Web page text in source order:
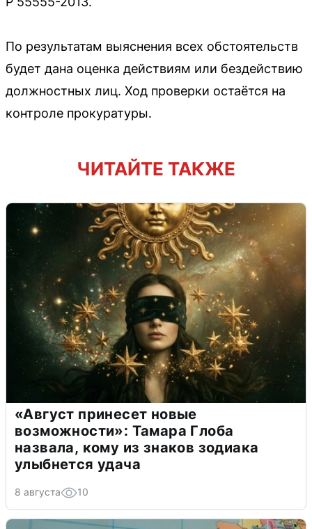
По результатам выяснения всех обстоятельств
будет дана оценка действиям или бездействию
должностных лиц. Ход проверки остаётся на
контроле прокуратуры.
ЧИТАЙТЕ ТАКЖЕ
«Август принесет новые
возможности»: Тамара Глоба
назвала, кому из знаков зодиака
улыбнется удача
8 августа 10